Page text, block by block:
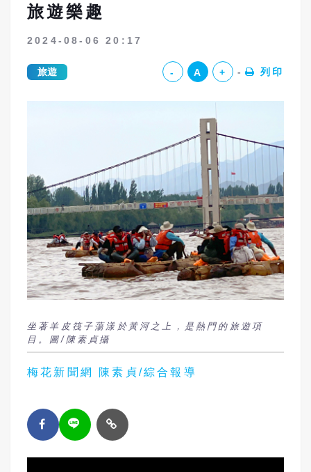
旅遊樂趣
2024-08-06 20:17
旅遊 - A + 列印
坐著羊皮筏子蕩漾於黃河之上，是熱門的旅遊項
目。圖/陳素貞攝
梅花新聞網 陳素貞/綜合報導